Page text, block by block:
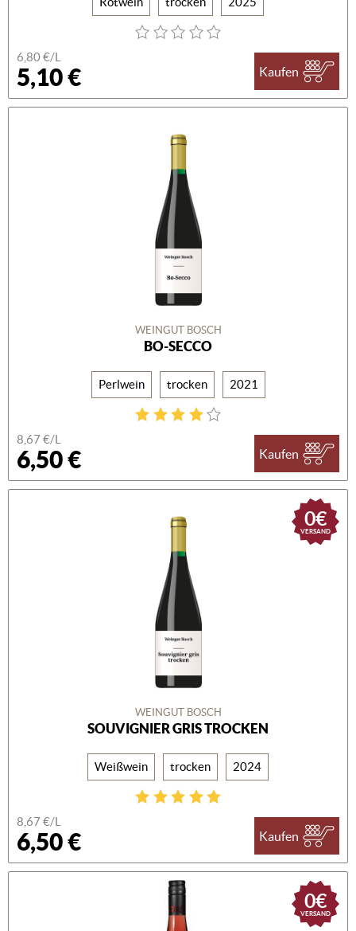
6,80 €/L
5,10 € Kaufen
WEINGUT BOSCH
BO-SECCO
Perlwein trocken 2021
8,67 €/L
6,50 € Kaufen
0€
VERSAND
WEINGUT BOSCH
SOUVIGNIER GRIS TROCKEN
Weißwein trocken 2024
8,67 €/L
6,50 € Kaufen
0€
VERSAND